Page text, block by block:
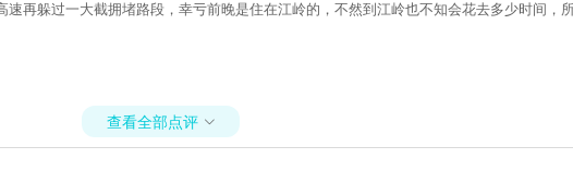
再躲过一大截拥堵路段，幸亏前晚是住在江岭的，不然到江岭也不知会花去多少时间，
查看全部点评 